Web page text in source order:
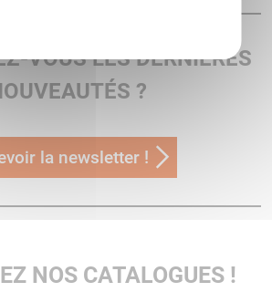
VOUS LES DERNIÈRES
?
la newsletter !
NOS CATALOGUES !